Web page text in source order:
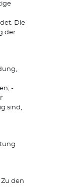
Die
der
-
sind,
den